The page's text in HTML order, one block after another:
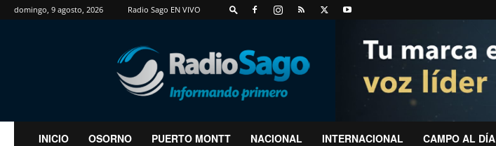
domingo, 9 agosto, 2026 Radio Sago EN VIVO
RadioSago
INICIO OSORNO PUERTO MONTT NACIONAL INTERNACIONAL CAMPO AL DÍA